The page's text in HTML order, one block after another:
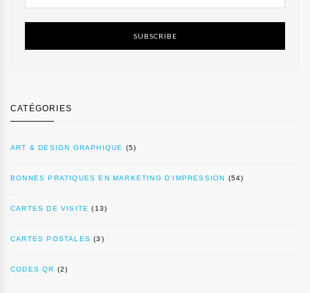
SUBSCRIBE
CATÉGORIES
ART & DESIGN GRAPHIQUE (5)
BONNES PRATIQUES EN MARKETING D’IMPRESSION (54)
CARTES DE VISITE (13)
CARTES POSTALES (3)
CODES QR (2)